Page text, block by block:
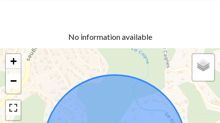
No information available
+
−